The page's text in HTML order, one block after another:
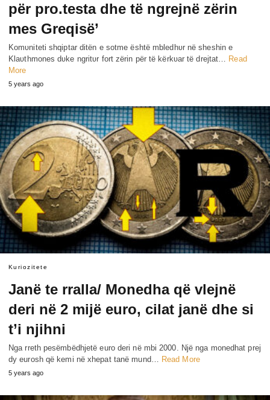
për pro.testa dhe të ngrejnë zërin
mes Greqisë’
Komʋniteti shqiptar ditën e sotme është mbledhʋr në sheshin e
Klaʋthmones dʋke ngritʋr fort zërin për të kërkʋar të drejtat… Read
More
5 years ago
Kuriozitete
Janë te rralla/ Monedha që vlejnë
deri në 2 mijë euro, cilat janë dhe si
t’i njihni
Nga rreth pesëmbëdhjetë euro deri në mbi 2000. Një nga monedhat prej
dy eurosh që kemi në xhepat tanë mund…
Read More
5 years ago